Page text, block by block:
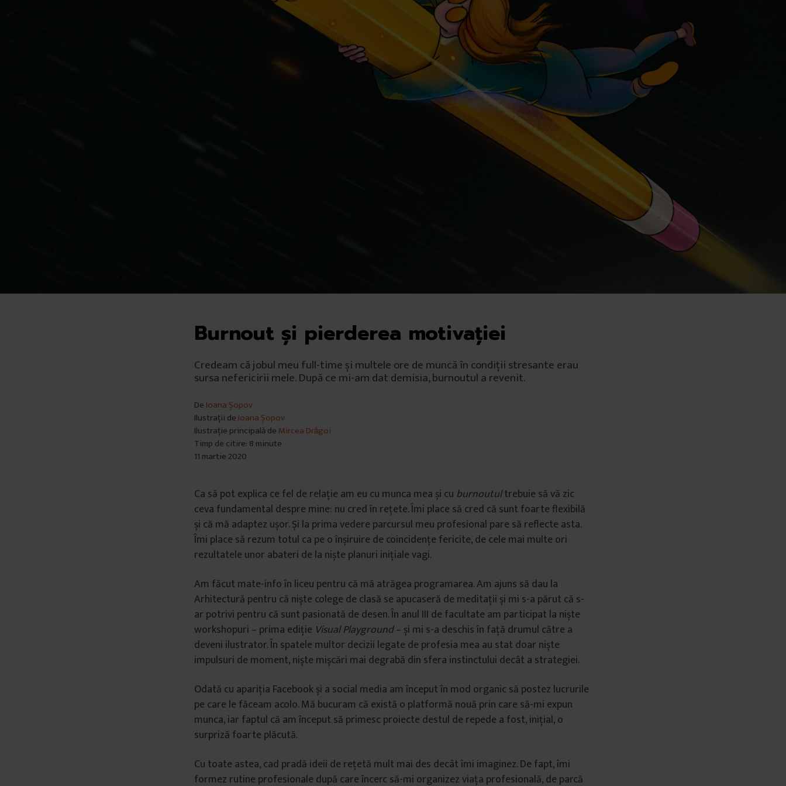
Burnout și pierderea motivației
Credeam că jobul meu full-time și multele ore de muncă în condiții stresante erau
sursa nefericirii mele. După ce mi-am dat demisia, burnoutul a revenit.
De Ioana Șopov
Ilustrații de Ioana Șopov
Ilustrație principală de Mircea Drăgoi
Timp de citire: 8 minute
11 martie 2020
Ca să pot explica ce fel de relație am eu cu munca mea și cu burnoutultrebuie să vă zic
ceva fundamental despre mine: nu cred în rețete. Îmi place să cred că sunt foarte flexibilă
și că mă adaptez ușor. Și la prima vedere parcursul meu profesional pare să reflecte asta.
Îmi place să rezum totul ca pe o înșiruire de coincidențe fericite, de cele mai multe ori
rezultatele unor abateri de la niște planuri inițiale vagi.
Am făcut mate-info în liceu pentru că mă atrăgea programarea. Am ajuns să dau la
Arhitectură pentru că niște colege de clasă se apucaseră de meditații și mi s-a părut că s-
ar potrivi pentru că sunt pasionată de desen. În anul III de facultate am participat la niște
workshopuri – prima ediție Visual Playground– și mi s-a deschis în față drumul către a
deveni ilustrator. În spatele multor decizii legate de profesia mea au stat doar niște
impulsuri de moment, niște mișcări mai degrabă din sfera instinctului decât a strategiei.
Odată cu apariția Facebook și a social media am început în mod organic să postez lucrurile
pe care le făceam acolo. Mă bucuram că există o platformă nouă prin care să-mi expun
munca, iar faptul că am început să primesc proiecte destul de repede a fost, inițial, o
surpriză foarte plăcută.
Cu toate astea, cad pradă ideii de rețetă mult mai des decât îmi imaginez. De fapt, îmi
formez rutine profesionale după care încerc să-mi organizez viața profesională, de parcă